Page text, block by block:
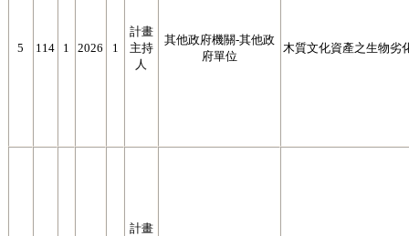
5 114 1 2026 1
計畫
主持
人
其他政府機關-其他政
府單位
木質文化資產之生物劣
計畫